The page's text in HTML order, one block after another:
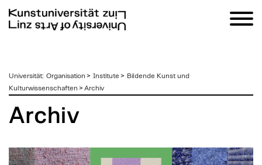
zum
Inhalt
Universität: Organisation > Institute > Bildende Kunst und
Kulturwissenschaften > Archiv
Archiv